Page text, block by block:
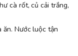
cà rốt, củ cải trắng,
ăn. Nước luộc tận